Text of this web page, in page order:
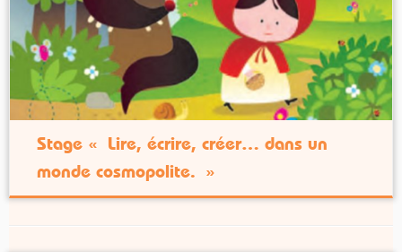
Stage « Lire, écrire, créer… dans un
monde cosmopolite. »